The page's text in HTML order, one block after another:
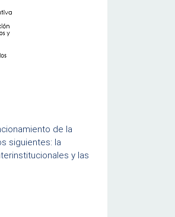
de la
siguientes: la
y las